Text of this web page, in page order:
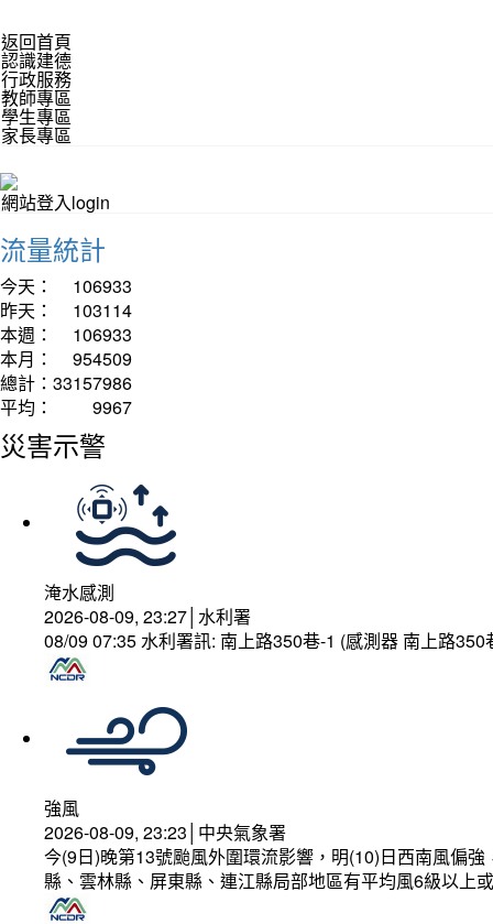
返回首頁
認識建德
行政服務
教師專區
學生專區
家長專區
網站登入login
流量統計
今天：
106933
昨天：
103114
本週：
106933
本月：
954509
總計： 33157986
平均：
9967
災害示警
淹水感測
2026-08-09, 23:27│水利署
08/09 07:35 水利署訊: 南上路350巷-1 (感測器 南上路
強風
2026-08-09, 23:23│中央氣象署
今(9日)晚第13號颱風外圍環流影響，明(10)日西南風偏
縣、雲林縣、屏東縣、連江縣局部地區有平均風6級以上